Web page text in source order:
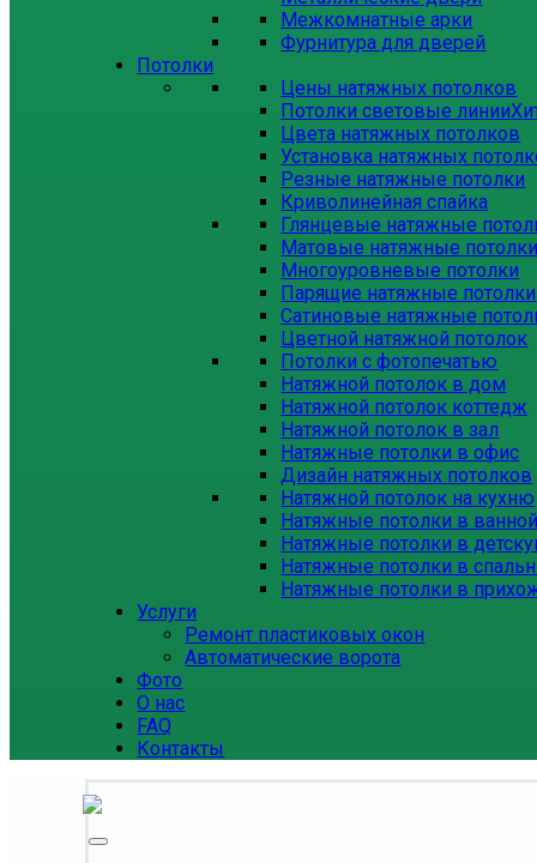
Межкомнатные арки
Фурнитура для дверей
Потолки
Цены натяжных потолков
Потолки световые линии
Цвета натяжных потолков
Установка натяжных
Резные натяжные потолки
Криволинейная спайка
Глянцевые натяжные
Матовые натяжные потолки
Многоуровневые потолки
Парящие натяжные потолки
Сатиновые натяжные
Цветной натяжной потолок
Потолки с фотопечатью
Натяжной потолок в дом
Натяжной потолок коттедж
Натяжной потолок в зал
Натяжные потолки в офис
Дизайн натяжных потолков
Натяжной потолок на кухню
Натяжные потолки в ванной
Натяжные потолки в
Натяжные потолки в
Натяжные потолки в
Услуги
Ремонт пластиковых окон
Автоматические ворота
Фото
О нас
FAQ
Контакты